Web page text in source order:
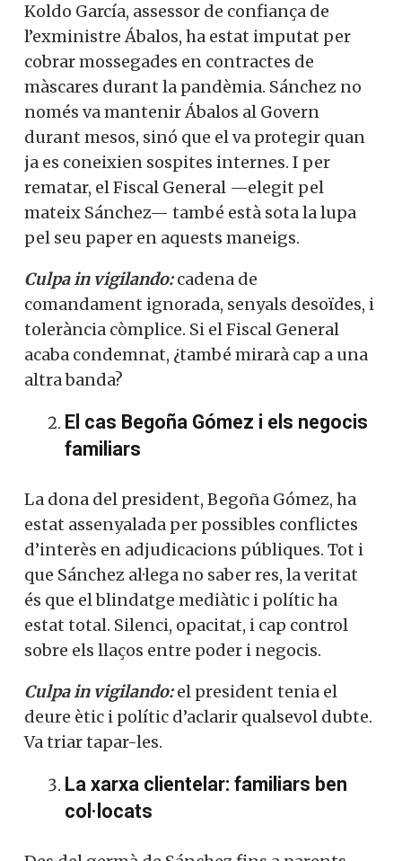
Koldo García, assessor de confiança de
l’exministre Ábalos, ha estat imputat per
cobrar mossegades en contractes de
màscares durant la pandèmia. Sánchez no
només va mantenir Ábalos al Govern
durant mesos, sinó que el va protegir quan
ja es coneixien sospites internes. I per
rematar, el Fiscal General —elegit pel
mateix Sánchez— també està sota la lupa
pel seu paper en aquests maneigs.
Culpa in vigilando:cadena de
comandament ignorada, senyals desoïdes, i
tolerància còmplice. Si el Fiscal General
acaba condemnat, ¿també mirarà cap a una
altra banda?
El cas Begoña Gómez i els negocis
familiars
La dona del president, Begoña Gómez, ha
estat assenyalada per possibles conflictes
d’interès en adjudicacions públiques. Tot i
que Sánchez al·lega no saber res, la veritat
és que el blindatge mediàtic i polític ha
estat total. Silenci, opacitat, i cap control
sobre els llaços entre poder i negocis.
Culpa in vigilando: el president tenia el
deure ètic i polític d’aclarir qualsevol dubte.
Va triar tapar-les.
La xarxa clientelar: familiars ben
col·locats